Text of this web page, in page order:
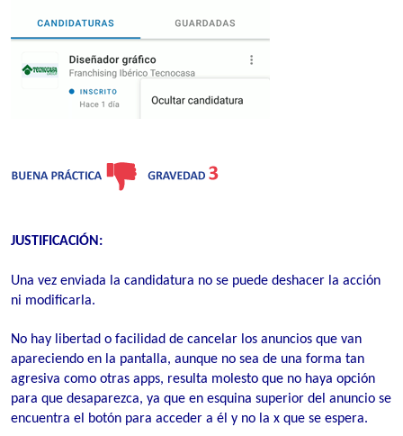
JUSTIFICACIÓN:
Una vez enviada la candidatura no se puede deshacer la acción
ni modificarla.
No hay libertad o facilidad de cancelar los anuncios que van
apareciendo en la pantalla, aunque no sea de una forma tan
agresiva como otras apps, resulta molesto que no haya opción
para que desaparezca, ya que en esquina superior del anuncio se
encuentra el botón para acceder a él y no la x que se espera.